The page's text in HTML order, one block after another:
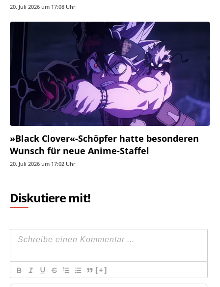
20. Juli 2026 um 17:08 Uhr
»Black Clover«-Schöpfer hatte besonderen
Wunsch für neue Anime-Staffel
20. Juli 2026 um 17:02 Uhr
Diskutiere mit!
[+]